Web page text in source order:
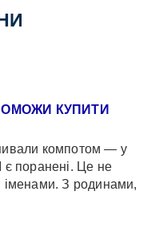
КУПИТИ
компотом — у
є поранені. Це не
іменами. З родинами,